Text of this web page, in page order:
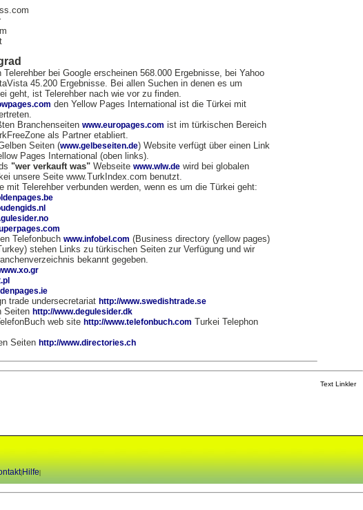
Telerehber bei Google erscheinen 568.000 Ergebnisse, bei Yahoo
45.200 Ergebnisse. Bei allen Suchen in denen es um
geht, ist Telerehber nach wie vor zu finden.
den Yellow Pages International ist die Türkei mit
Branchenseiten www.europages.com ist im türkischen Bereich
als Partner etabliert.
Seiten (www.gelbeseiten.de) Website verfügt über einen Link
Pages International (oben links).
"wer verkauft was"Webseite www.wlw.dewird bei globalen
unsere Seite www.TurkIndex.com benutzt.
mit Telerehber verbunden werden, wenn es um die Türkei geht:
Telefonbuch www.infobel.com (Business directory (yellow pages)
stehen Links zu türkischen Seiten zur Verfügung und wir
bekannt gegeben.
trade undersecretariat http://www.swedishtrade.se
Seiten http://www.degulesider.dk
web site http://www.telefonbuch.com Turkei Telephon
Seiten http://www.directories.ch
Text Linkler
|Hilfe|